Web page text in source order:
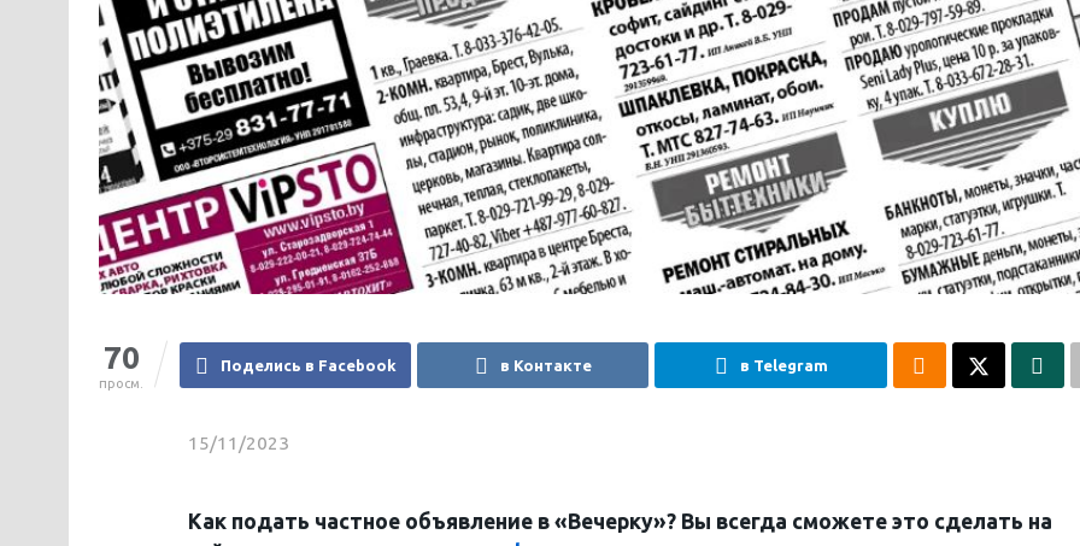
70
просм.
Поделись в Facebook в Контакте в Telegram
15/11/2023
Как подать частное объявление в «Вечерку»? Вы всегда сможете это сделать на